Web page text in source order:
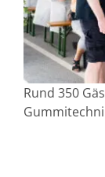
Rund 350